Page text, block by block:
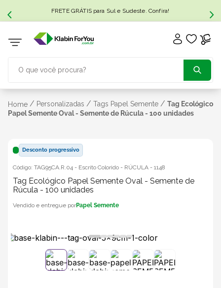
FRETE GRÁTIS para Sul e Sudeste. Confira!
Home / Personalizadas / Tags Papel Semente / Tag Ecológico
Papel Semente Oval - Semente de Rúcula - 100 unidades
Desconto progressivo
Código: TAG95CA.R.04 - Escrito Colorido - RÚCULA - 1148
Tag Ecológico Papel Semente Oval - Semente de
Rúcula - 100 unidades
Papel Semente
TERMOS MAIS BUSCADOS
3º caixa sedex
5º bebida
6º caixas